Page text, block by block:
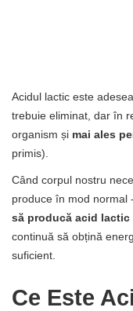
Acidul lactic este
trebuie eliminat, dar în
organism și mai ales
primis).
Când corpul nostru
produce în mod normal
să producă acid
continuă să obțină
suficient.
Ce Este